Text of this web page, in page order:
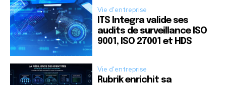
Vie d'entreprise
ITS Integra valide ses
audits de surveillance ISO
9001, ISO 27001 et HDS
Vie d'entreprise
Rubrik enrichit sa